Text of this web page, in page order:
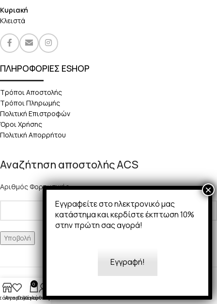
Κυριακή
Κλειστά
ΠΛΗΡΟΦΟΡΙΕΣ ESHOP
Τρόποι Αποστολής
Τρόποι Πληρωμής
Πολιτική Επιστροφών
Όροι Χρήσης
Πολιτική Απορρήτου
Αναζήτηση αποστολής ACS
Αριθμός Φορτωτικής:
Εγγραφείτε στο ηλεκτρονικό μας
κατάστημα και κερδίστε έκπτωση 10%
στην πρώτη σας αγορά!
Εγγραφή!
Αγαπημένα
0
Καλάθι
Ο λογαριασμός μου